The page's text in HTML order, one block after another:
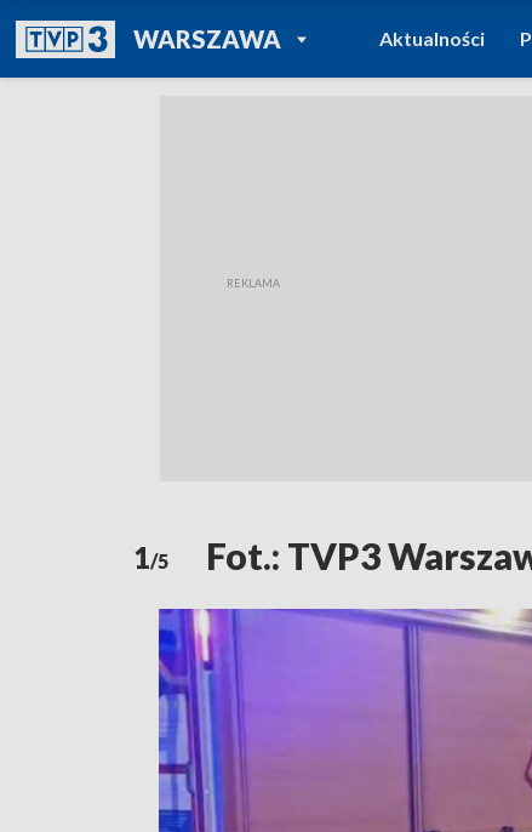
WARSZAWAPOWRÓT DO
TVP REGIONY
Aktualności
1/5 Fot.: TVP3